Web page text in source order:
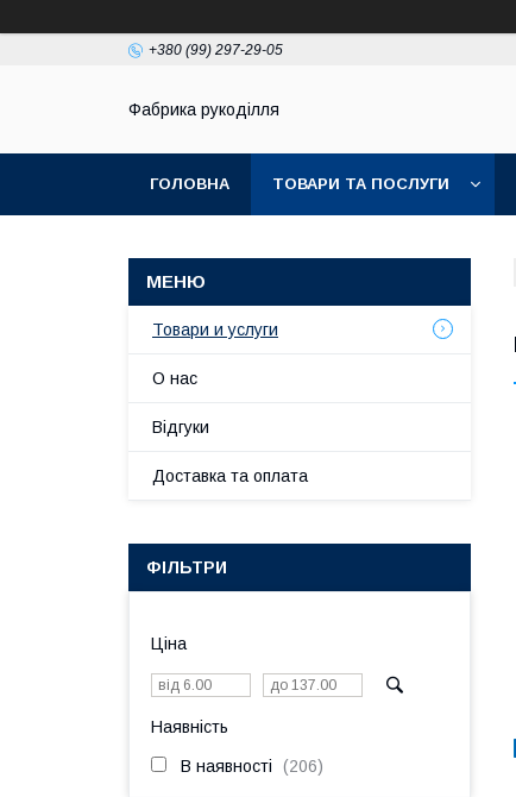
+380 (99) 297-29-05
Фабрика рукоділля
ГОЛОВНА ТОВАРИ ТА ПОСЛУГИ
Товари и услуги
О нас
Відгуки
Доставка та оплата
ФІЛЬТРИ
Ціна
Наявність
В наявності 206